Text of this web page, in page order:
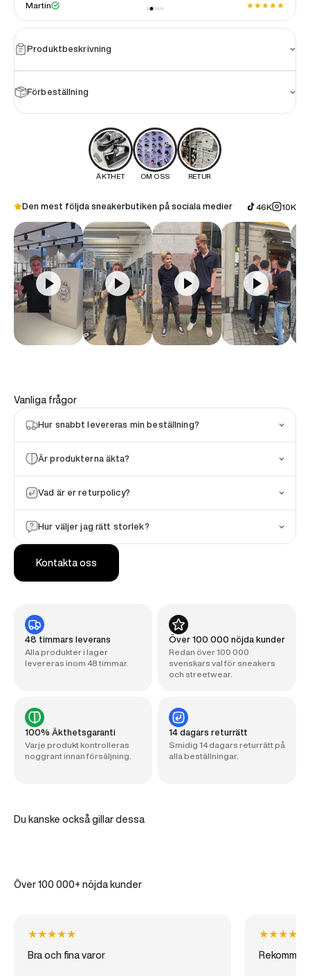
Martin ★★★★★
Produktbeskrivning
Förbeställning
ÄKTHET OM OSS RETUR
Den mest följda sneakerbutiken på sociala medier 46K 10K
48 timmars leverans
Alla produkter i lager
levereras inom 48 timmar.
Över 100 000 nöjda kunder
Redan över 100 000
svenskars val för sneakers
och streetwear.
100% Äkthetsgaranti
Varje produkt kontrolleras
noggrant innan försäljning.
14 dagars returrätt
Smidig 14 dagars returrätt på
alla beställningar.
Vanliga frågor
Hur snabbt levereras min beställning?
Är produkterna äkta?
Vad är er returpolicy?
Hur väljer jag rätt storlek?
Kontakta oss
Du kanske också gillar dessa
Över 100 000+ nöjda kunder
★★★★★
Bra och fina varor
★★★★